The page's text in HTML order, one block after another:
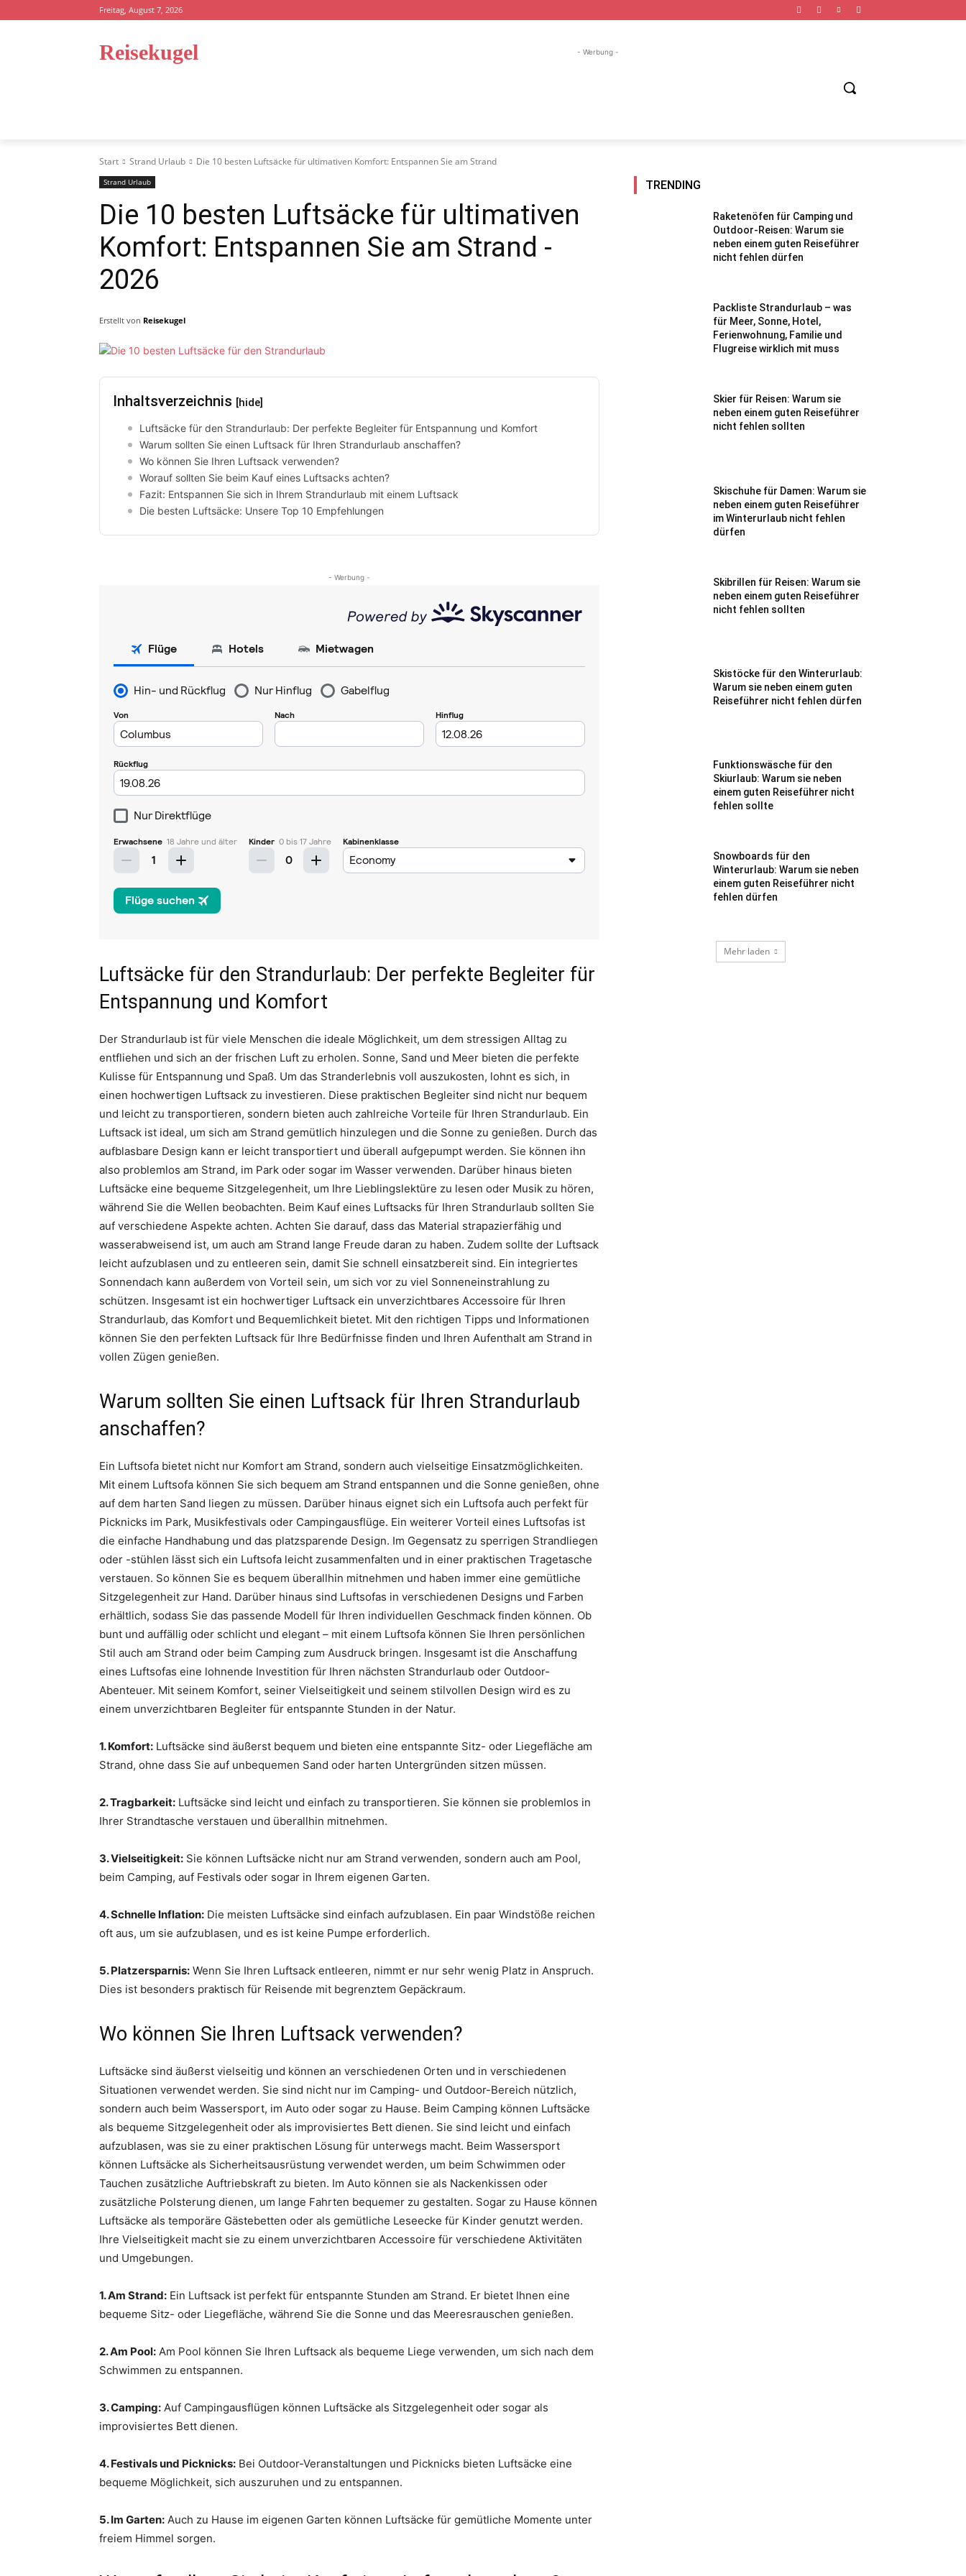
Freitag, August 7, 2026
Reisekugel - Werbung -
Start Strand Urlaub Die 10 besten Luftsäcke für ultimativen Komfort: Entspannen Sie am Strand
Strand Urlaub
Die 10 besten Luftsäcke für ultimativen
Komfort: Entspannen Sie am Strand -
2026
Erstellt von Reisekugel
Inhaltsverzeichnis [hide]
Luftsäcke für den Strandurlaub: Der perfekte Begleiter für Entspannung und Komfort
Warum sollten Sie einen Luftsack für Ihren Strandurlaub anschaffen?
Wo können Sie Ihren Luftsack verwenden?
Worauf sollten Sie beim Kauf eines Luftsacks achten?
Fazit: Entspannen Sie sich in Ihrem Strandurlaub mit einem Luftsack
Die besten Luftsäcke: Unsere Top 10 Empfehlungen
- Werbung -
Luftsäcke für den Strandurlaub: Der perfekte Begleiter für
Entspannung und Komfort
Der Strandurlaub ist für viele Menschen die ideale Möglichkeit, um dem stressigen Alltag zu
entfliehen und sich an der frischen Luft zu erholen. Sonne, Sand und Meer bieten die perfekte
Kulisse für Entspannung und Spaß. Um das Stranderlebnis voll auszukosten, lohnt es sich, in
einen hochwertigen Luftsack zu investieren. Diese praktischen Begleiter sind nicht nur bequem
und leicht zu transportieren, sondern bieten auch zahlreiche Vorteile für Ihren Strandurlaub. Ein
Luftsack ist ideal, um sich am Strand gemütlich hinzulegen und die Sonne zu genießen. Durch das
aufblasbare Design kann er leicht transportiert und überall aufgepumpt werden. Sie können ihn
also problemlos am Strand, im Park oder sogar im Wasser verwenden. Darüber hinaus bieten
Luftsäcke eine bequeme Sitzgelegenheit, um Ihre Lieblingslektüre zu lesen oder Musik zu hören,
während Sie die Wellen beobachten. Beim Kauf eines Luftsacks für Ihren Strandurlaub sollten Sie
auf verschiedene Aspekte achten. Achten Sie darauf, dass das Material strapazierfähig und
wasserabweisend ist, um auch am Strand lange Freude daran zu haben. Zudem sollte der Luftsack
leicht aufzublasen und zu entleeren sein, damit Sie schnell einsatzbereit sind. Ein integriertes
Sonnendach kann außerdem von Vorteil sein, um sich vor zu viel Sonneneinstrahlung zu
schützen. Insgesamt ist ein hochwertiger Luftsack ein unverzichtbares Accessoire für Ihren
Strandurlaub, das Komfort und Bequemlichkeit bietet. Mit den richtigen Tipps und Informationen
können Sie den perfekten Luftsack für Ihre Bedürfnisse finden und Ihren Aufenthalt am Strand in
vollen Zügen genießen.
Warum sollten Sie einen Luftsack für Ihren Strandurlaub
anschaffen?
Ein Luftsofa bietet nicht nur Komfort am Strand, sondern auch vielseitige Einsatzmöglichkeiten.
Mit einem Luftsofa können Sie sich bequem am Strand entspannen und die Sonne genießen, ohne
auf dem harten Sand liegen zu müssen. Darüber hinaus eignet sich ein Luftsofa auch perfekt für
Picknicks im Park, Musikfestivals oder Campingausflüge. Ein weiterer Vorteil eines Luftsofas ist
die einfache Handhabung und das platzsparende Design. Im Gegensatz zu sperrigen Strandliegen
oder -stühlen lässt sich ein Luftsofa leicht zusammenfalten und in einer praktischen Tragetasche
verstauen. So können Sie es bequem überallhin mitnehmen und haben immer eine gemütliche
Sitzgelegenheit zur Hand. Darüber hinaus sind Luftsofas in verschiedenen Designs und Farben
erhältlich, sodass Sie das passende Modell für Ihren individuellen Geschmack finden können. Ob
bunt und auffällig oder schlicht und elegant – mit einem Luftsofa können Sie Ihren persönlichen
Stil auch am Strand oder beim Camping zum Ausdruck bringen. Insgesamt ist die Anschaffung
eines Luftsofas eine lohnende Investition für Ihren nächsten Strandurlaub oder Outdoor-
Abenteuer. Mit seinem Komfort, seiner Vielseitigkeit und seinem stilvollen Design wird es zu
einem unverzichtbaren Begleiter für entspannte Stunden in der Natur.
1. Komfort: Luftsäcke sind äußerst bequem und bieten eine entspannte Sitz- oder Liegefläche am
Strand, ohne dass Sie auf unbequemen Sand oder harten Untergründen sitzen müssen.
2. Tragbarkeit: Luftsäcke sind leicht und einfach zu transportieren. Sie können sie problemlos in
Ihrer Strandtasche verstauen und überallhin mitnehmen.
3. Vielseitigkeit: Sie können Luftsäcke nicht nur am Strand verwenden, sondern auch am Pool,
beim Camping, auf Festivals oder sogar in Ihrem eigenen Garten.
4. Schnelle Inflation: Die meisten Luftsäcke sind einfach aufzublasen. Ein paar Windstöße reichen
oft aus, um sie aufzublasen, und es ist keine Pumpe erforderlich.
5. Platzersparnis: Wenn Sie Ihren Luftsack entleeren, nimmt er nur sehr wenig Platz in Anspruch.
Dies ist besonders praktisch für Reisende mit begrenztem Gepäckraum.
Wo können Sie Ihren Luftsack verwenden?
Luftsäcke sind äußerst vielseitig und können an verschiedenen Orten und in verschiedenen
Situationen verwendet werden. Sie sind nicht nur im Camping- und Outdoor-Bereich nützlich,
sondern auch beim Wassersport, im Auto oder sogar zu Hause. Beim Camping können Luftsäcke
als bequeme Sitzgelegenheit oder als improvisiertes Bett dienen. Sie sind leicht und einfach
aufzublasen, was sie zu einer praktischen Lösung für unterwegs macht. Beim Wassersport
können Luftsäcke als Sicherheitsausrüstung verwendet werden, um beim Schwimmen oder
Tauchen zusätzliche Auftriebskraft zu bieten. Im Auto können sie als Nackenkissen oder
zusätzliche Polsterung dienen, um lange Fahrten bequemer zu gestalten. Sogar zu Hause können
Luftsäcke als temporäre Gästebetten oder als gemütliche Leseecke für Kinder genutzt werden.
Ihre Vielseitigkeit macht sie zu einem unverzichtbaren Accessoire für verschiedene Aktivitäten
und Umgebungen.
1. Am Strand: Ein Luftsack ist perfekt für entspannte Stunden am Strand. Er bietet Ihnen eine
bequeme Sitz- oder Liegefläche, während Sie die Sonne und das Meeresrauschen genießen.
2. Am Pool: Am Pool können Sie Ihren Luftsack als bequeme Liege verwenden, um sich nach dem
Schwimmen zu entspannen.
3. Camping: Auf Campingausflügen können Luftsäcke als Sitzgelegenheit oder sogar als
improvisiertes Bett dienen.
4. Festivals und Picknicks: Bei Outdoor-Veranstaltungen und Picknicks bieten Luftsäcke eine
bequeme Möglichkeit, sich auszuruhen und zu entspannen.
5. Im Garten: Auch zu Hause im eigenen Garten können Luftsäcke für gemütliche Momente unter
freiem Himmel sorgen.
TRENDING
Raketenöfen für Camping und
Outdoor-Reisen: Warum sie
neben einem guten Reiseführer
nicht fehlen dürfen
Packliste Strandurlaub – was
für Meer, Sonne, Hotel,
Ferienwohnung, Familie und
Flugreise wirklich mit muss
Skier für Reisen: Warum sie
neben einem guten Reiseführer
nicht fehlen sollten
Skischuhe für Damen: Warum sie
neben einem guten Reiseführer
im Winterurlaub nicht fehlen
dürfen
Skibrillen für Reisen: Warum sie
neben einem guten Reiseführer
nicht fehlen sollten
Skistöcke für den Winterurlaub:
Warum sie neben einem guten
Reiseführer nicht fehlen dürfen
Funktionswäsche für den
Skiurlaub: Warum sie neben
einem guten Reiseführer nicht
fehlen sollte
Snowboards für den
Winterurlaub: Warum sie neben
einem guten Reiseführer nicht
fehlen dürfen
Mehr laden